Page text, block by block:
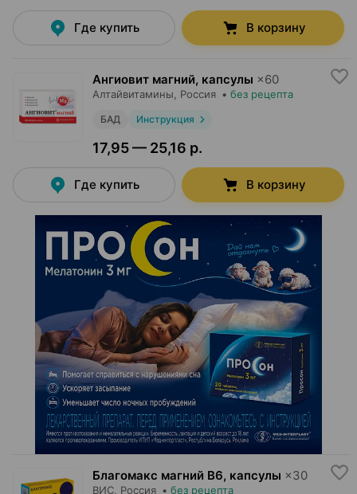
Где купить В корзину
Ангиовит магний, капсулы ×60
Алтайвитамины , Россия • без рецепта
БАД Инструкция
17,95 — 25,16 р.
Где купить В корзину
Благомакс магний В6, капсулы ×30
ВИС , Россия • без рецепта